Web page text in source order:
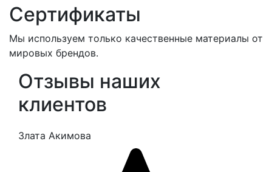
Сертификаты
Мы используем только качественные материалы от
мировых брендов.
Отзывы наших
клиентов
Злата Акимова